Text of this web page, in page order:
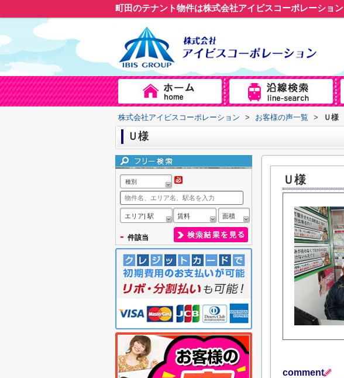
町田のテナント物件は株式会社アイビスコーポレーション
株式会社アイビスコーポレーション > お客様の声一覧 > Ｕ様
Ｕ様
Ｕ様
comment
種別
エリア| 駅 賃料 面積
- 件該当